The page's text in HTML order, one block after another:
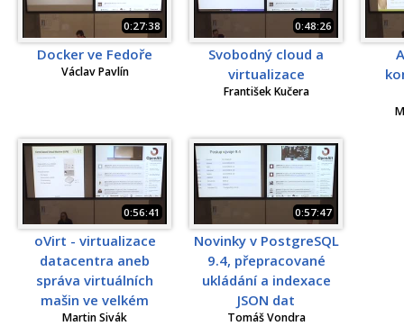
0:27:38
Docker ve Fedoře
Václav Pavlín
0:48:26
Svobodný cloud a
virtualizace
František Kučera
0:56:41
oVirt - virtualizace
datacentra aneb
správa virtuálních
mašin ve velkém
Martin Sivák
0:57:47
Novinky v PostgreSQL
9.4, přepracované
ukládání a indexace
JSON dat
Tomáš Vondra